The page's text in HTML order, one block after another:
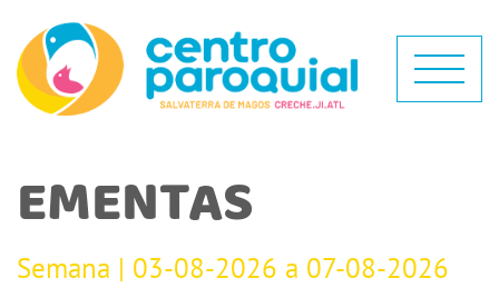
EMENTAS
Semana | 03-08-2026 a 07-08-2026